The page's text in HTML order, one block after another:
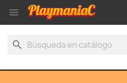

search